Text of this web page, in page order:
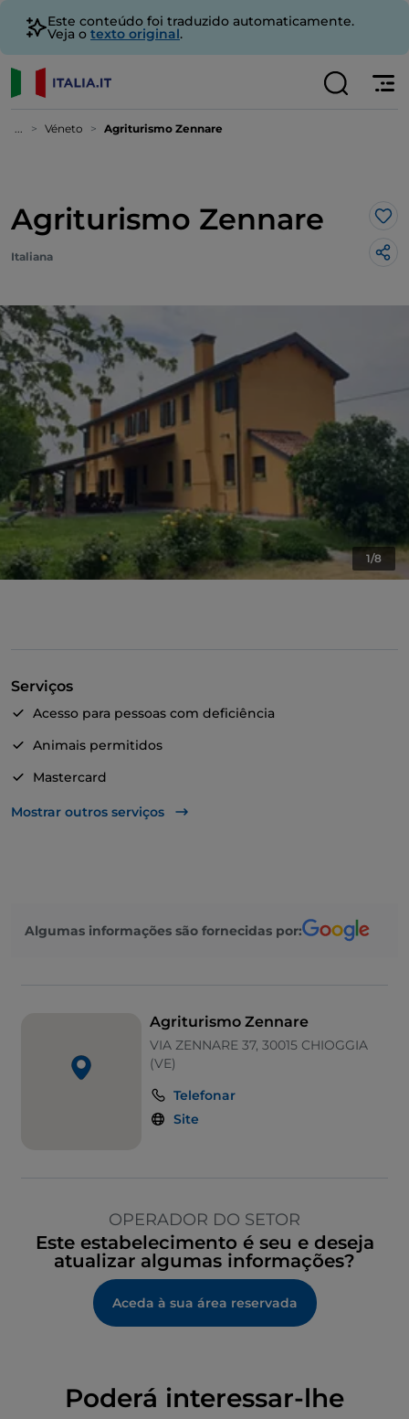
Este conteúdo foi traduzido automaticamente.
Veja o texto original.
... Véneto Agriturismo Zennare
Agriturismo Zennare
Italiana
1/8
Serviços
Acesso para pessoas com deficiência
Animais permitidos
Mastercard
Mesas de exterior
Mostrar outros serviços
Algumas informações são fornecidas por:
Agriturismo Zennare
VIA ZENNARE 37, 30015 CHIOGGIA
(VE)
Telefonar
Site
OPERADOR DO SETOR
Este estabelecimento é seu e deseja
atualizar algumas informações?
Aceda à sua área reservada
Poderá interessar-lhe